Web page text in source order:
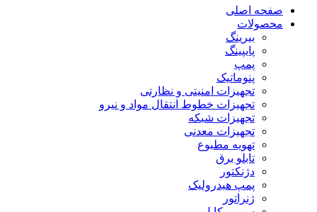
صفحه اصلی
محصولات
بیرینگ
پایپینگ
پمپ
پنوماتیک
تجهیزات امنیتی و نظارتی
تجهیزات خطوط انتقال مواد و نیرو
تجهیزات شبکه
تجهیزات معدنی
تهویه مطبوع
تابلو برق
دژنکتور
پمپ هیدرولیک
ژنراتور